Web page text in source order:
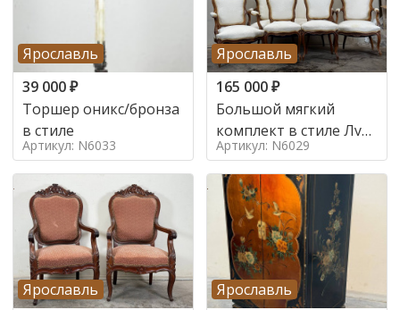
Ярославль
39 000₽
Торшер оникс/бронза
в стиле
Артикул: N6033
Ярославль
165 000₽
Большой мягкий
комплект в стиле Луи
в стиле
Артикул: N6029
Ярославль
Ярославль